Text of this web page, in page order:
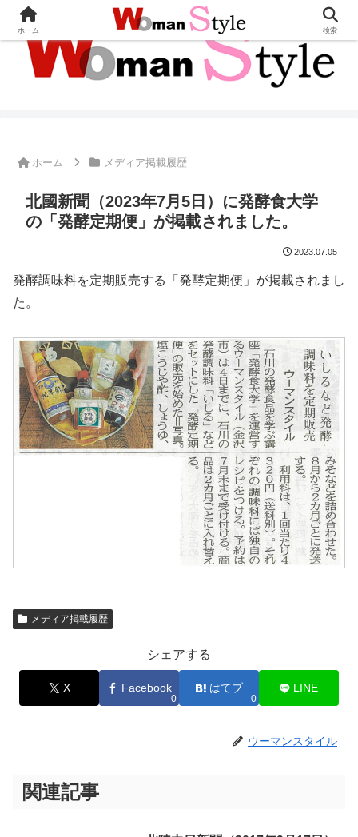
ホーム メディア掲載履歴
北國新聞（2023年7月5日）に発酵食大学
の「発酵定期便」が掲載されました。
2023.07.05
発酵調味料を定期販売する「発酵定期便」が掲載されまし
た。
メディア掲載履歴
シェアする
X Facebook
0
はてブ
0
LINE
ウーマンスタイル
関連記事
ホーム 検索